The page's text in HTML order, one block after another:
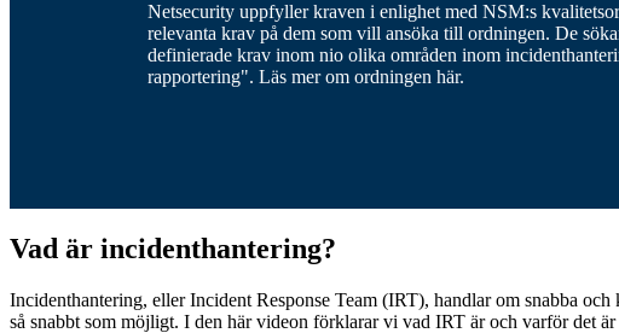
Netsecurity uppfyller kraven i enlighet med NSM:s
relevanta krav på dem som vill ansöka till ordningen. De
definierade krav inom nio olika områden inom
rapportering". Läs mer om ordningen här.
Vad är incidenthantering?
Incidenthantering, eller Incident Response Team (IRT), handlar om snabba
så snabbt som möjligt. I den här videon förklarar vi vad IRT är och varför det